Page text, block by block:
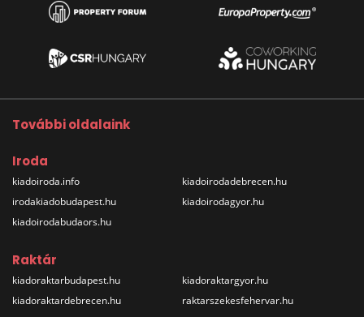
További oldalaink
Iroda
kiadoiroda.info
irodakiadobudapest.hu
kiadoirodabudaors.hu
kiadoirodadebrecen.hu
kiadoirodagyor.hu
Raktár
kiadoraktarbudapest.hu
kiadoraktardebrecen.hu
kiadoraktargyor.hu
raktarszekesfehervar.hu